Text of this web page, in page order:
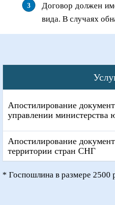
Договор должен
вида. В случаях
Апостилирование
управлении министерства
Апостилирование
территории стран СНГ
* Госпошлина в размере 2500